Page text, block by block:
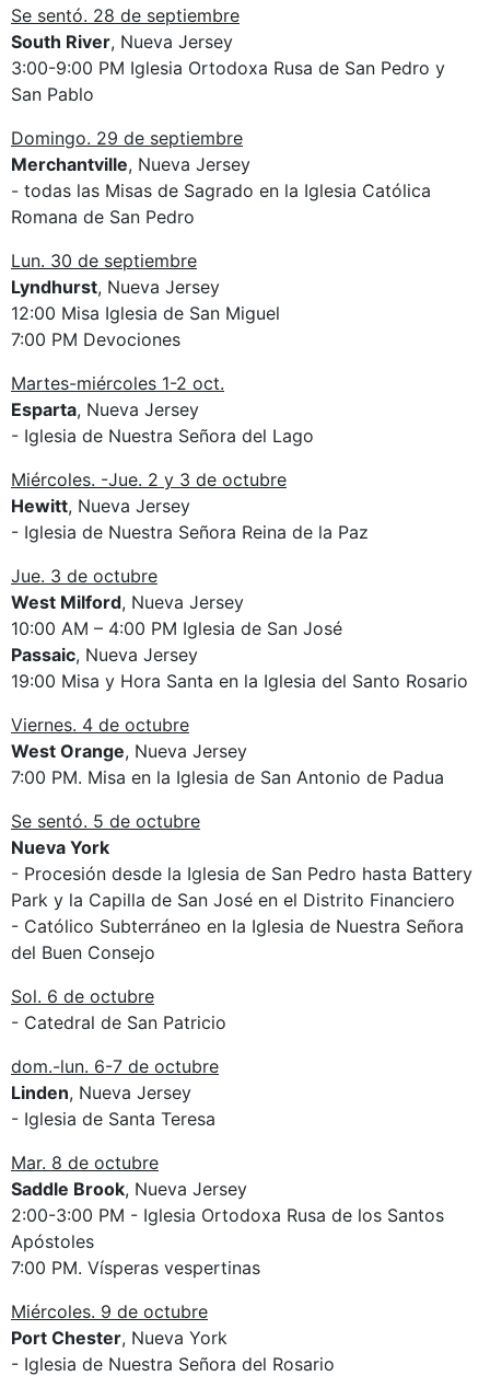
Se sentó. 28 de septiembre
South River, Nueva Jersey
3:00-9:00 PM Iglesia Ortodoxa Rusa de San Pedro y
San Pablo
Domingo. 29 de septiembre
Merchantville, Nueva Jersey
- todas las Misas de Sagrado en la Iglesia Católica
Romana de San Pedro
Lun. 30 de septiembre
Lyndhurst, Nueva Jersey
12:00 Misa Iglesia de San Miguel
7:00 PM Devociones
Martes-miércoles 1-2 oct.
Esparta, Nueva Jersey
- Iglesia de Nuestra Señora del Lago
Miércoles. -Jue. 2 y 3 de octubre
Hewitt, Nueva Jersey
- Iglesia de Nuestra Señora Reina de la Paz
Jue. 3 de octubre
West Milford, Nueva Jersey
10:00 AM – 4:00 PM Iglesia de San José
Passaic, Nueva Jersey
19:00 Misa y Hora Santa en la Iglesia del Santo Rosario
Viernes. 4 de octubre
West Orange, Nueva Jersey
7:00 PM. Misa en la Iglesia de San Antonio de Padua
Se sentó. 5 de octubre
Nueva York
- Procesión desde la Iglesia de San Pedro hasta Battery
Park y la Capilla de San José en el Distrito Financiero
- Católico Subterráneo en la Iglesia de Nuestra Señora
del Buen Consejo
Sol. 6 de octubre
- Catedral de San Patricio
dom.-lun. 6-7 de octubre
Linden, Nueva Jersey
- Iglesia de Santa Teresa
Mar. 8 de octubre
Saddle Brook, Nueva Jersey
2:00-3:00 PM - Iglesia Ortodoxa Rusa de los Santos
Apóstoles
7:00 PM. Vísperas vespertinas
Miércoles. 9 de octubre
Port Chester, Nueva York
- Iglesia de Nuestra Señora del Rosario